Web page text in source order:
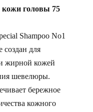
головы 75
Shampoo No1
создан для
жирной кожей
шевелюры.
бережное
кожного